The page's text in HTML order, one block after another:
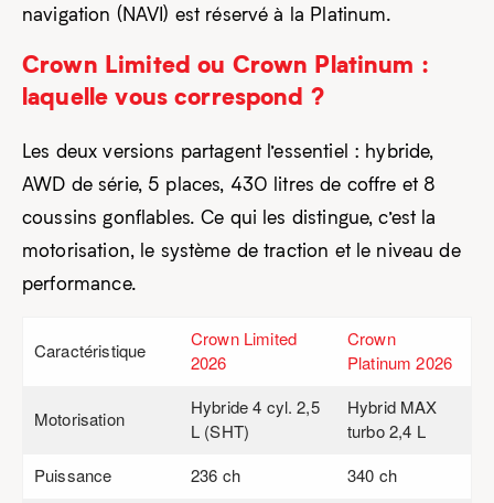
navigation (NAVI) est réservé à la Platinum.
Crown Limited ou Crown Platinum :
laquelle vous correspond ?
Les deux versions partagent l’essentiel : hybride,
AWD de série, 5 places, 430 litres de coffre et 8
coussins gonflables. Ce qui les distingue, c’est la
motorisation, le système de traction et le niveau de
performance.
Caractéristique
Crown Limited
2026
Crown
Platinum 2026
Motorisation
Hybride 4 cyl. 2,5
L (SHT)
Hybrid MAX
turbo 2,4 L
Puissance
236 ch 340 ch